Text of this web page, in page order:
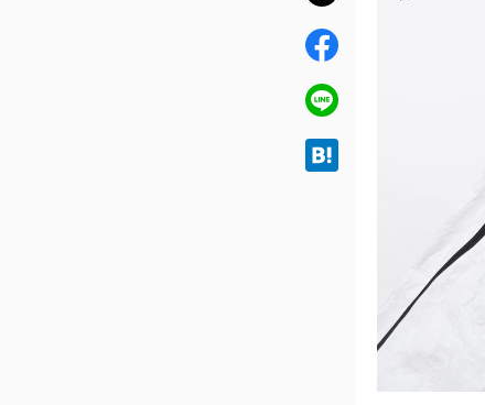
ter
fac
ebo
ok
line
hat
ena